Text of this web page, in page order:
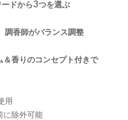
ードから3つを選ぶ
調香師がバランス調整
香りのコンセプト付きで
用
に除外可能